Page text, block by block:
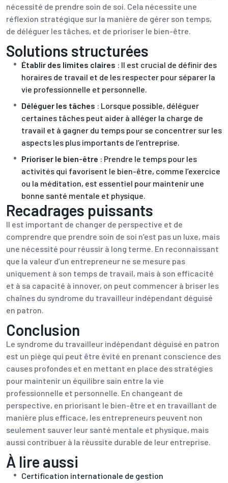
nécessité de prendre soin de soi. Cela nécessite une
réflexion stratégique sur la manière de gérer son temps,
de déléguer les tâches, et de prioriser le bien-être.
Solutions structurées
Établir des limites claires : Il est crucial de définir des
horaires de travail et de les respecter pour séparer la
vie professionnelle et personnelle.
Déléguer les tâches : Lorsque possible, déléguer
certaines tâches peut aider à alléger la charge de
travail et à gagner du temps pour se concentrer sur les
aspects les plus importants de l’entreprise.
Prioriser le bien-être : Prendre le temps pour les
activités qui favorisent le bien-être, comme l’exercice
ou la méditation, est essentiel pour maintenir une
bonne santé mentale et physique.
Recadrages puissants
Il est important de changer de perspective et de
comprendre que prendre soin de soi n’est pas un luxe, mais
une nécessité pour réussir à long terme. En reconnaissant
que la valeur d’un entrepreneur ne se mesure pas
uniquement à son temps de travail, mais à son efficacité
et à sa capacité à innover, on peut commencer à briser les
chaînes du syndrome du travailleur indépendant déguisé
en patron.
Conclusion
Le syndrome du travailleur indépendant déguisé en patron
est un piège qui peut être évité en prenant conscience des
causes profondes et en mettant en place des stratégies
pour maintenir un équilibre sain entre la vie
professionnelle et personnelle. En changeant de
perspective, en priorisant le bien-être et en travaillant de
manière plus efficace, les entrepreneurs peuvent non
seulement sauver leur santé mentale et physique, mais
aussi contribuer à la réussite durable de leur entreprise.
À lire aussi
Certification internationale de gestion